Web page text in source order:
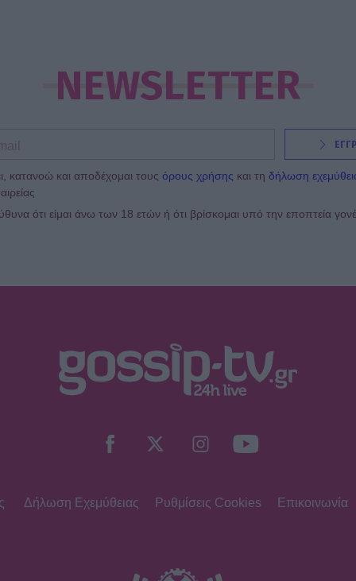
NEWSLETTER
κατανοώ και αποδέχομαι τους όρους χρήσης και τη δήλωση
ότι είμαι άνω των 18 ετών ή ότι βρίσκομαι υπό την εποπτεία
Δήλωση Εχεμύθειας Ρυθμίσεις Cookies Επικοινωνία